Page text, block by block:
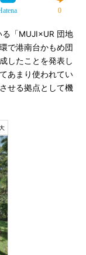
0
「MUJI×UR 団地
で港南台かもめ団
したことを発表し
あまり使われてい
せる拠点として機